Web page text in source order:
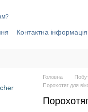
Контактна інформація
Головна
Порохотяг для